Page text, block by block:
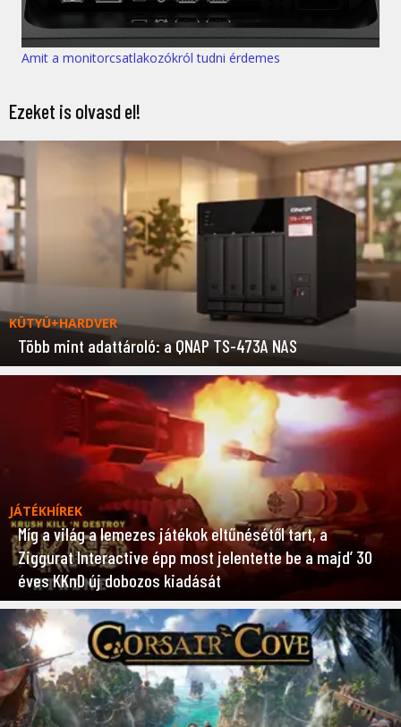
Amit a monitorcsatlakozókról tudni érdemes
Ezeket is olvasd el!
KÜTYÜ+HARDVER
Több mint adattároló: a QNAP TS-473A NAS
JÁTÉKHÍREK
Míg a világ a lemezes játékok eltűnésétől tart, a
Ziggurat Interactive épp most jelentette be a majd’ 30
éves KKnD új dobozos kiadását